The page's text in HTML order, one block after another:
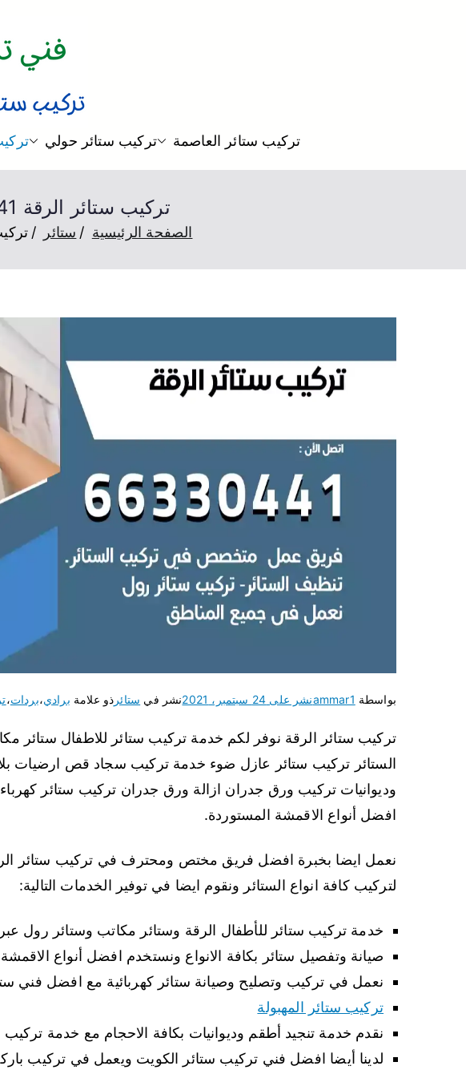
تركيب ستائر العاصمة تركيب ستائر حولي
تركيب ستائر الرقة 66330441 فني تركيب ستائر الرقة هندي
الصفحة الرئيسية ستائر تركيب ستائر
بواسطة ammar1نشر على 24 سبتمبر، 2021 نشر في ستائر ذو علامة برادي،بردات،
تركيب ستائر الرقة نوفر لكم خدمة تركيب ستائر للاطفال ستائر
الستائر تركيب ستائر عازل ضوء خدمة تركيب سجاد قص ارضيات
وديوانيات تركيب ورق جدران ازالة ورق جدران تركيب ستائر
افضل أنواع الاقمشة المستوردة.
نعمل ايضا بخبرة افضل فريق مختص ومحترف في تركيب ستائر
لتركيب كافة انواع الستائر ونقوم ايضا في توفير الخدمات التالية:
خدمة تركيب ستائر للأطفال الرقة وستائر مكاتب وستائر رول
صيانة وتفصيل ستائر بكافة الانواع ونستخدم افضل أنواع
نعمل في تركيب وتصليح وصيانة ستائر كهربائية مع افضل فني
تركيب ستائر المهبولة
نقدم خدمة تنجيد أطقم وديوانيات بكافة الاحجام مع خدمة
لدينا أيضا افضل فني تركيب ستائر الكويت ويعمل في تركيب